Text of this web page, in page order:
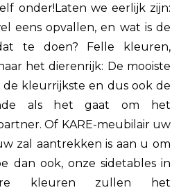
onder!Laten we eerlijk zijn:
eens opvallen, en wat is de
te doen? Felle kleuren,
het dierenrijk: De mooiste
de kleurrijkste en dus ook de
als het gaat om het
Of KARE-meubilair uw
zal aantrekken is aan u om
dan ook, onze sidetables in
kleuren zullen het